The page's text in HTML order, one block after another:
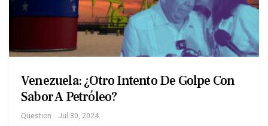
Venezuela: ¿Otro Intento De Golpe Con
Sabor A Petróleo?
Question Jul 30, 2024